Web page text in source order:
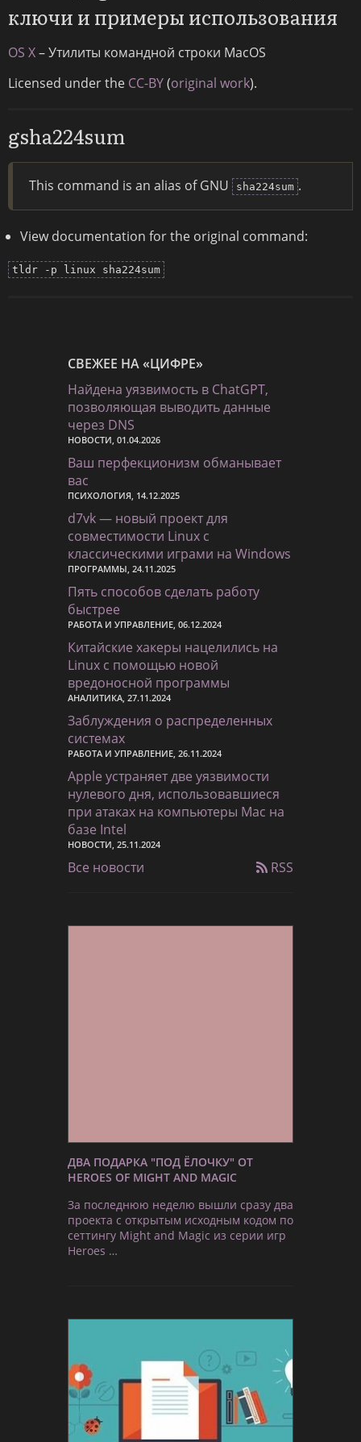
ключи и примеры использования
OS X– Утилиты командной строки MacOS
Licensed under the CC-BY(original work).
gsha224sum
This command is an alias of GNU sha224sum .
View documentation for the original command:
tldr -p linux sha224sum
СВЕЖЕЕ НА «ЦИФРЕ»
Найдена уязвимость в ChatGPT,
позволяющая выводить данные
через DNS
НОВОСТИ, 01.04.2026
Ваш перфекционизм обманывает
вас
ПСИХОЛОГИЯ, 14.12.2025
d7vk — новый проект для
совместимости Linux с
классическими играми на Windows
ПРОГРАММЫ, 24.11.2025
Пять способов сделать работу
быстрее
РАБОТА И УПРАВЛЕНИЕ, 06.12.2024
Китайские хакеры нацелились на
Linux с помощью новой
вредоносной программы
АНАЛИТИКА, 27.11.2024
Заблуждения о распределенных
системах
РАБОТА И УПРАВЛЕНИЕ, 26.11.2024
Apple устраняет две уязвимости
нулевого дня, использовавшиеся
при атаках на компьютеры Mac на
базе Intel
НОВОСТИ, 25.11.2024
Все новости RSS
ДВА ПОДАРКА "ПОД ЁЛОЧКУ" ОТ
HEROES OF MIGHT AND MAGIC
За последнюю неделю вышли сразу два
проекта с открытым исходным кодом по
сеттингу Might and Magic из серии игр
Heroes …